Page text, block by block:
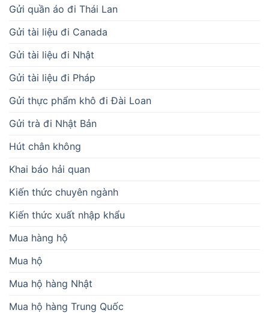
Gửi quần áo đi Thái Lan
Gửi tài liệu đi Canada
Gửi tài liệu đi Nhật
Gửi tài liệu đi Pháp
Gửi thực phẩm khô đi Đài Loan
Gửi trà đi Nhật Bản
Hút chân không
Khai báo hải quan
Kiến thức chuyên ngành
Kiến thức xuất nhập khẩu
Mua hàng hộ
Mua hộ
Mua hộ hàng Nhật
Mua hộ hàng Trung Quốc